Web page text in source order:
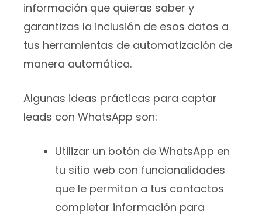
información que quieras saber y
garantizas la inclusión de esos datos a
tus herramientas de automatización de
manera automática.
Algunas ideas prácticas para captar
leads con WhatsApp son:
Utilizar un botón de WhatsApp en
tu sitio web con funcionalidades
que le permitan a tus contactos
completar información para